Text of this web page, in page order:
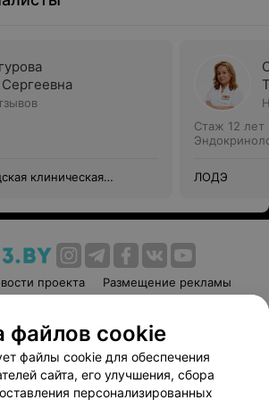
клиническая
Стаж 12 лет
ЛОДЭ
проекта
Размещение рекламы
соглашение
Способы оплаты
Вакансии
Партнеры
руководителю 103.by
файлов cookie
файлы cookie для обеспечения
сайта, его улучшения, сбора
персонализированных